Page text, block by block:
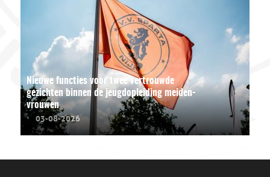
Nieuwe functies voor twee vertrouwde
gezichten binnen de jeugdopleiding meiden-
vrouwen
03-08-2026